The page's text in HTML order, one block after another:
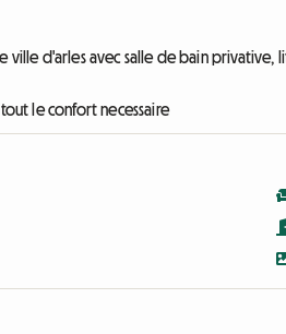
ville d'arles avec salle de bain
le confort necessaire